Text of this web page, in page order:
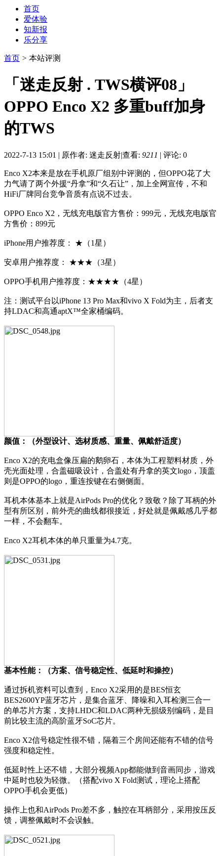
首页
爱体验
知新报
乐分享
首页 > 本站评测
「迷走反射 . TWS横评08」
OPPO Enco X2 多重buff加身
的TWS
2022-7-13 15:01 | 原作者: 迷走反射|查看: 9211 | 评论: 0
Enco X2本来是放在手机原厂组别中评测的，但OPPO花了大
力气请了两个外援“丹拿”和“久石让”，加上全网宣传，不和
HiFi厂牌同台竞争音质有点说不过去。
OPPO Enco X2，无线充电版官方售价：999元，无线充电版官
方售价：899元
iPhone用户推荐度： ★（1星）
安卓用户推荐度： ★★★（3星）
OPPO手机用户推荐度：★★★★（4星）
注：测试平台以iPhone 13 Pro Max和vivo X Fold为主，后者支
持LDAC和高通aptX™全家桶编码。
颜值：（外型设计、选材质感、重量、佩戴舒适度）
Enco X2的充电盒像压扁的鹅卵石，本体为工程塑料材质，外
壳光面处理，合盖磁吸设计，合盖处有丹拿的英文logo，顶盖
则是OPPO的logo，重连按键在右侧侧面。
耳机本体基本上就是AirPods Pro的优化？致敬？除了耳柄的外
型有所区别，前外壳的曲线都很接近，好处就是佩戴感几乎都
一样，不会翻车。
Enco X2耳机本体的单只重量为4.7克。
基本性能：（方案、信号稳定性、低延时和操控）
通过拆机资料可以查到，Enco X2采用的是BES恒玄
BES2600YP蓝牙芯片，是集合蓝牙、降噪和入耳检测三合一
的单芯片方案，支持LHDC和LDAC两种无损级别编码，是目
前比较主流的高阶蓝牙SoC芯片。
Enco X2信号稳定性很不错，隔着三个房间还能有不错的信号
强度和稳定性。
低延时性上还不错，大部分视频App都能做到音画同步，游戏
中延时也较为轻微。（搭配vivo X Fold测试，理论上搭配
OPPO手机会更低）
操作上也和AirPods Pro差不多，触控在耳柄部分，采用按压反
馈，调整佩戴时不会误触。